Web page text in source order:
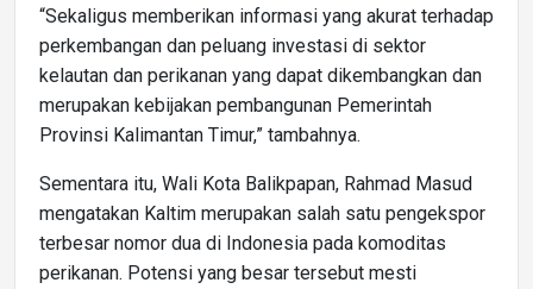
“Sekaligus memberikan informasi yang akurat terhadap
perkembangan dan peluang investasi di sektor
kelautan dan perikanan yang dapat dikembangkan dan
merupakan kebijakan pembangunan Pemerintah
Provinsi Kalimantan Timur,” tambahnya.
Sementara itu, Wali Kota Balikpapan, Rahmad Masud
mengatakan Kaltim merupakan salah satu pengekspor
terbesar nomor dua di Indonesia pada komoditas
perikanan. Potensi yang besar tersebut mesti